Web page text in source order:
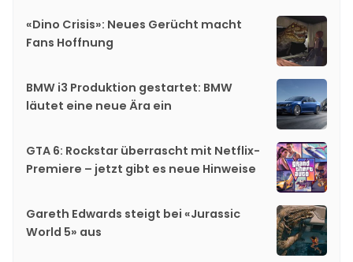
«Dino Crisis»: Neues Gerücht macht
Fans Hoffnung
BMW i3 Produktion gestartet: BMW
läutet eine neue Ära ein
GTA 6: Rockstar überrascht mit Netflix-
Premiere – jetzt gibt es neue Hinweise
Gareth Edwards steigt bei «Jurassic
World 5» aus